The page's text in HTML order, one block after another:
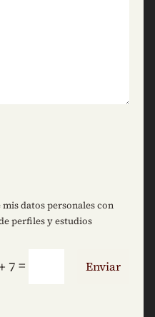
datos personales con
perfiles y estudios
7= Enviar